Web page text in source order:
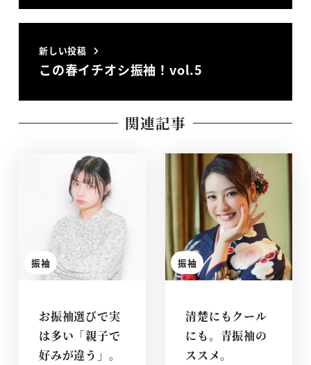
新しい投稿
この春イチオシ振袖！vol.5
関連記事
振袖
お振袖選びで実
は多い「親子で
好みが違う」。
振袖
清楚にもクール
にも。青振袖の
ススメ。